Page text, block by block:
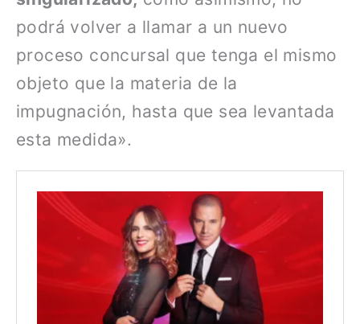
podrá volver a llamar a un nuevo
proceso concursal que tenga el mismo
objeto que la materia de la
impugnación, hasta que sea levantada
esta medida».